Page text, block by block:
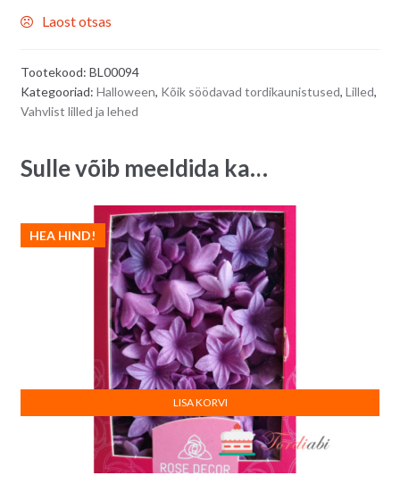
Laost otsas
Tootekood: BL00094
Kategooriad: Halloween, Kõik söödavad tordikaunistused, Lilled,
Vahvlist lilled ja lehed
Sulle võib meeldida ka…
HEA HIND!
LISA KORVI